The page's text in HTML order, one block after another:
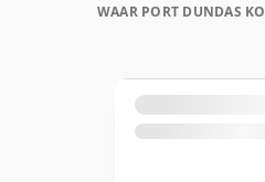
WAAR PORT DUNDAS